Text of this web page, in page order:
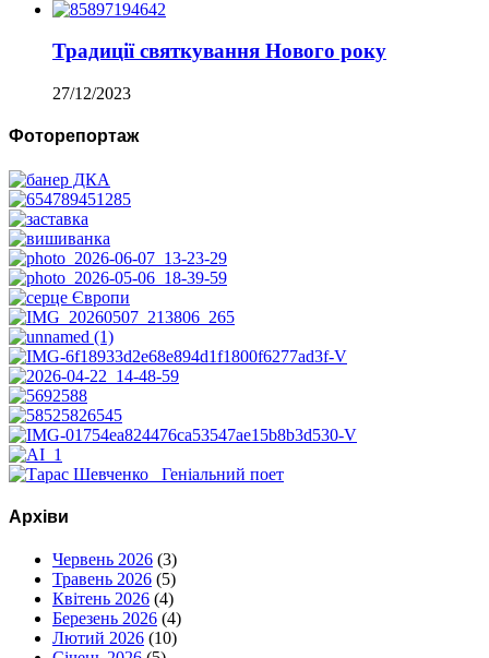
Традиції святкування Нового року
27/12/2023
Фоторепортаж
Архіви
Червень 2026 (3)
Травень 2026 (5)
Квітень 2026 (4)
Березень 2026 (4)
Лютий 2026 (10)